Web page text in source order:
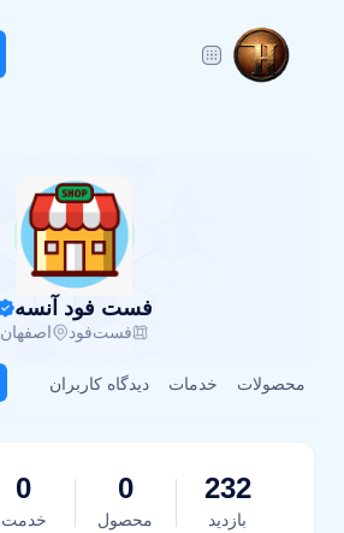
فست فود آنسه
فست‌فود اصفهان
محصولات خدمات دیدگاه کاربران
232
بازدید
0
محصول
0
خدمت